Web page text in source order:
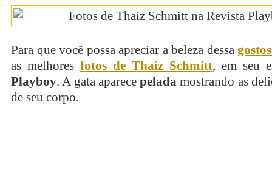
Para que você possa apreciar a beleza dessa
as melhores fotos de Thaíz Schmitt, em seu
Playboy. A gata aparece pelada mostrando as
de seu corpo.